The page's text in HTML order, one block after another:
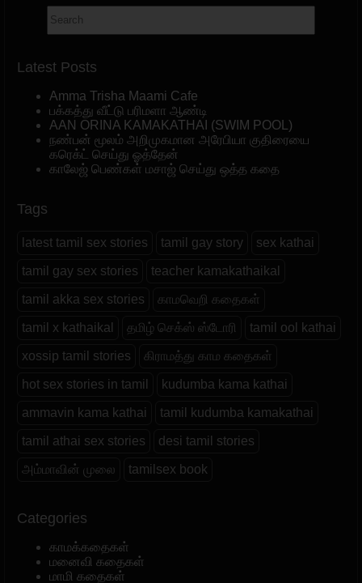
Latest Posts
Amma Trisha Maami Cafe
பக்கத்து வீட்டு பரிமளா ஆண்டி
AAN ORINA KAMAKATHAI (SWIM POOL)
நண்பன் மூலம் அறிமுகமான அரேபியா குதிரையை
கரெக்ட் செய்து ஓத்தேன்
காலேஜ் பெண்கள் மசாஜ் செய்து ஒத்த கதை
Tags
latest tamil sex stories tamil gay story sex kathai
tamil gay sex stories teacher kamakathaikal
tamil akka sex stories காமவெறி கதைகள்
tamil x kathaikal தமிழ் செக்ஸ் ஸ்டோரி tamil ool kathai
xossip tamil stories கிராமத்து காம கதைகள்
hot sex stories in tamil kudumba kama kathai
ammavin kama kathai tamil kudumba kamakathai
tamil athai sex stories desi tamil stories
அம்மாவின் முலை tamilsex book
Categories
காமக்கதைகள்
மனைவி கதைகள்
மாமி கதைகள்